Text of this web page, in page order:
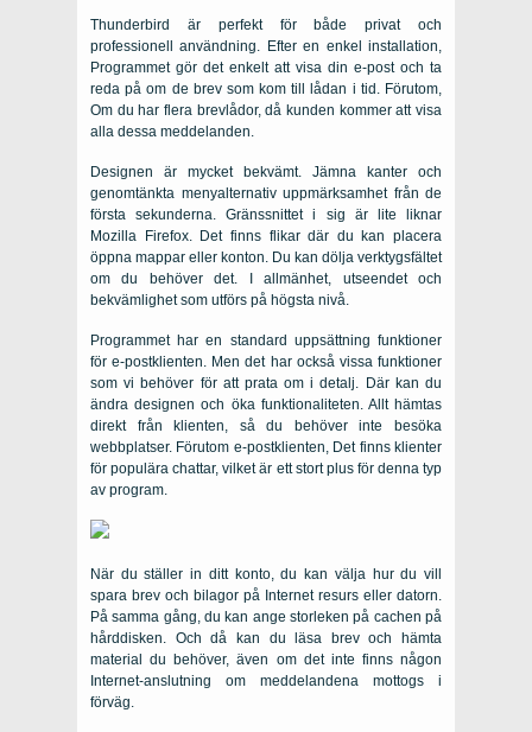
Thunderbird är perfekt för både privat och
professionell användning. Efter en enkel installation,
Programmet gör det enkelt att visa din e-post och ta
reda på om de brev som kom till lådan i tid. Förutom,
Om du har flera brevlådor, då kunden kommer att visa
alla dessa meddelanden.
Designen är mycket bekvämt. Jämna kanter och
genomtänkta menyalternativ uppmärksamhet från de
första sekunderna. Gränssnittet i sig är lite liknar
Mozilla Firefox. Det finns flikar där du kan placera
öppna mappar eller konton. Du kan dölja verktygsfältet
om du behöver det. I allmänhet, utseendet och
bekvämlighet som utförs på högsta nivå.
Programmet har en standard uppsättning funktioner
för e-postklienten. Men det har också vissa funktioner
som vi behöver för att prata om i detalj. Där kan du
ändra designen och öka funktionaliteten. Allt hämtas
direkt från klienten, så du behöver inte besöka
webbplatser. Förutom e-postklienten, Det finns klienter
för populära chattar, vilket är ett stort plus för denna typ
av program.
När du ställer in ditt konto, du kan välja hur du vill
spara brev och bilagor på Internet resurs eller datorn.
På samma gång, du kan ange storleken på cachen på
hårddisken. Och då kan du läsa brev och hämta
material du behöver, även om det inte finns någon
Internet-anslutning om meddelandena mottogs i
förväg.